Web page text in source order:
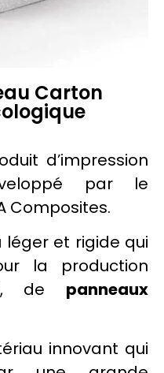
Carton
d’impression
par le
Composites.
léger et rigide qui
la production
de panneaux
innovant qui